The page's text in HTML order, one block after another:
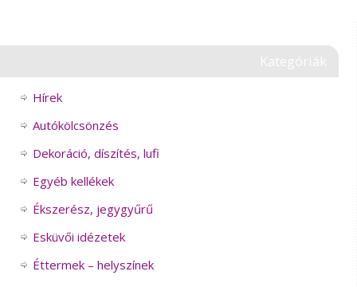
Kategóriák
Hírek
Autókölcsönzés
Dekoráció, díszítés, lufi
Egyéb kellékek
Ékszerész, jegygyűrű
Esküvői idézetek
Éttermek – helyszínek